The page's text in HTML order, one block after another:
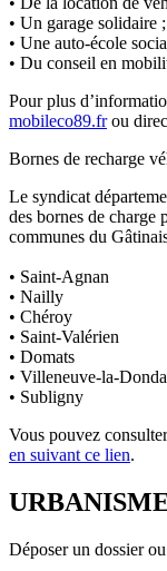
• Un garage solidaire ;
• Une auto-école
• Du conseil en
Pour plus
mobileco89.frou
Bornes de recharge
Le syndicat
des bornes de charge
communes du
• Saint-Agnan
• Nailly
• Chéroy
• Saint-Valérien
• Domats
• Villeneuve-la-
• Subligny
Vous pouvez
en suivant ce lien.
Déposer un dossier